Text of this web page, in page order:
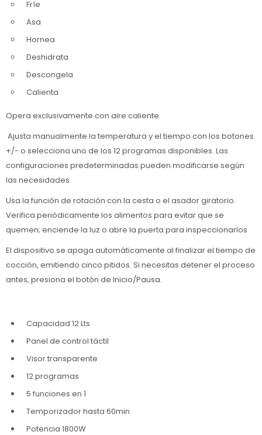
Fríe
Asa
Hornea
Deshidrata
Descongela
Calienta
Opera exclusivamente con aire caliente
Ajusta manualmente la temperatura y el tiempo con los botones
+/- o selecciona uno de los 12 programas disponibles. Las
configuraciones predeterminadas pueden modificarse según
las necesidades.
Usa la función de rotación con la cesta o el asador giratorio.
Verifica periódicamente los alimentos para evitar que se
quemen; enciende la luz o abre la puerta para inspeccionarlos
El dispositivo se apaga automáticamente al finalizar el tiempo de
cocción, emitiendo cinco pitidos. Si necesitas detener el proceso
antes, presiona el botón de Inicio/Pausa.
Capacidad 12 Lts
Panel de control táctil
Visor transparente
12 programas
5 funciones en 1
Temporizador hasta 60min
Potencia 1800W